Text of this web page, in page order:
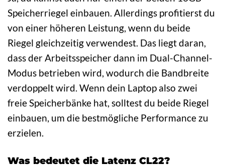
Speicherriegel einbauen. Allerdings profitierst du
von einer höheren Leistung, wenn du beide
Riegel gleichzeitig verwendest. Das liegt daran,
dass der Arbeitsspeicher dann im Dual-Channel-
Modus betrieben wird, wodurch die Bandbreite
verdoppelt wird. Wenn dein Laptop also zwei
freie Speicherbänke hat, solltest du beide Riegel
einbauen, um die bestmögliche Performance zu
erzielen.
Was bedeutet die Latenz CL22?